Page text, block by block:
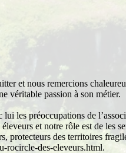
et nous remercions
véritable passion à son métier.
lui les préoccupations de
éleveurs et notre rôle est de
protecteurs des territoires
rocircle-des-eleveurs.html.